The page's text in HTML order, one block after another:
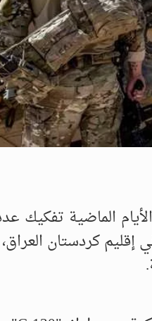
الماضية تفكيك
كردستان